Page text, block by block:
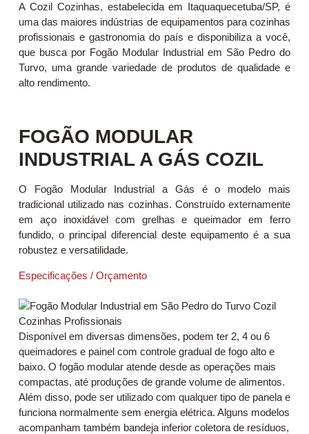
A Cozil Cozinhas, estabelecida em Itaquaquecetuba/SP, é
uma das maiores indústrias de equipamentos para cozinhas
profissionais e gastronomia do país e disponibiliza a você,
que busca por Fogão Modular Industrial em São Pedro do
Turvo, uma grande variedade de produtos de qualidade e
alto rendimento.
FOGÃO MODULAR
INDUSTRIAL A GÁS COZIL
O Fogão Modular Industrial a Gás é o modelo mais
tradicional utilizado nas cozinhas. Construído externamente
em aço inoxidável com grelhas e queimador em ferro
fundido, o principal diferencial deste equipamento é a sua
robustez e versatilidade.
Especificações / Orçamento
Disponível em diversas dimensões, podem ter 2, 4 ou 6
queimadores e painel com controle gradual de fogo alto e
baixo. O fogão modular atende desde as operações mais
compactas, até produções de grande volume de alimentos.
Além disso, pode ser utilizado com qualquer tipo de panela e
funciona normalmente sem energia elétrica. Alguns modelos
acompanham também bandeja inferior coletora de resíduos,